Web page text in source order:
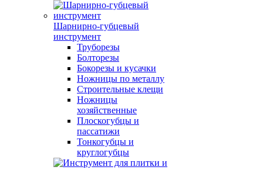
Шарнирно-губцевый
инструмент
Труборезы
Болторезы
Бокорезы и кусачки
Ножницы по металлу
Строительные клещи
Ножницы
хозяйственные
Плоскогубцы и
пассатижи
Тонкогубцы и
круглогубцы